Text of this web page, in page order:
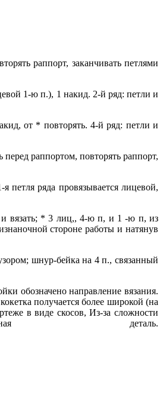
раппорт, заканчивать петлями
1-ю п.), 1 накид. 2-й ряд: петли и
от * повторять. 4-й ряд: петли и
раппортом, повторять раппорт,
ряда провязывается лицевой,
и вязать; * 3 лиц,, 4-ю п, и 1 -ю п, из
стороне работы и натянув
шнур-бейка на 4 п., связанный
обозначено направление вязания.
получается более широкой (на
в виде скосов, Из-за сложности
деталь.